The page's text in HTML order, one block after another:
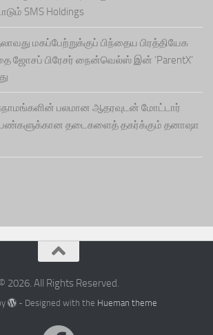
SMS Holdings
மகப்பேற்றுக்குப் பிந்தைய பிரத்தியேக
ஜோசப் பிரேசர் நைன்வெல்ஸ் இன் ‘ParentX’
பலமான ஆதரவுடன் மோட்டார்
தடைகளைத் தகர்க்கும் தனாஷா
© 2026. All Rights Reserved.
- Designed with the Hueman theme